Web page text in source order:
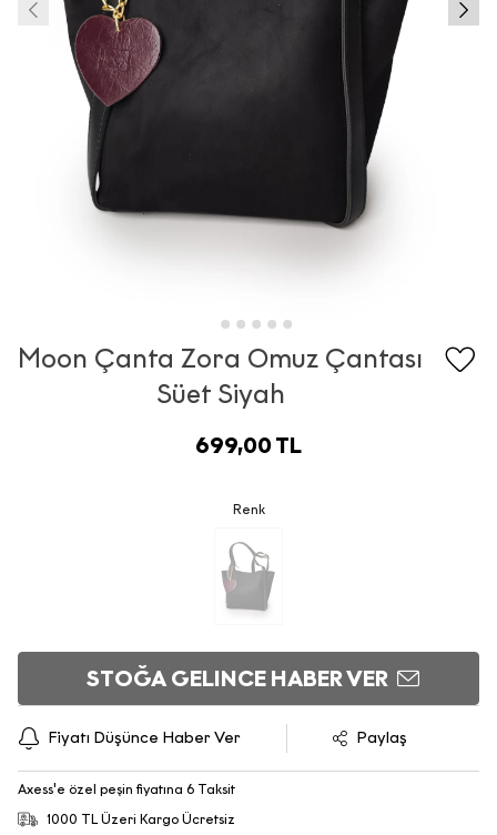
Moon Çanta Zora Omuz Çantası
Süet Siyah
699,00 TL
Renk
STOĞA GELINCE HABER VER
Fiyatı Düşünce Haber Ver Paylaş
Axess'e özel peşin fiyatına 6 Taksit
1000 TL Üzeri Kargo Ücretsiz